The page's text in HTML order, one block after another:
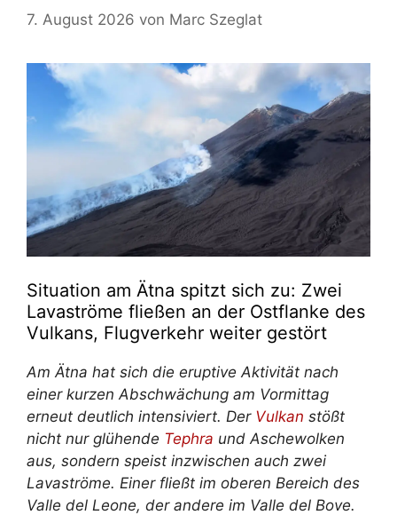
7. August 2026 von Marc Szeglat
Situation am Ätna spitzt sich zu: Zwei
Lavaströme fließen an der Ostflanke des
Vulkans, Flugverkehr weiter gestört
Am Ätna hat sich die eruptive Aktivität nach
einer kurzen Abschwächung am Vormittag
erneut deutlich intensiviert. Der Vulkan stößt
nicht nur glühende Tephra und Aschewolken
aus, sondern speist inzwischen auch zwei
Lavaströme. Einer fließt im oberen Bereich des
Valle del Leone, der andere im Valle del Bove.